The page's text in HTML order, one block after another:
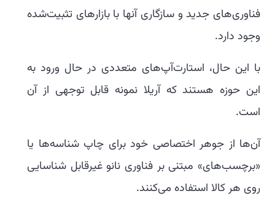
فناوری‌های جدید و سازگاری آنها با بازارهای تثبیت‌شده
وجود دارد.
با این حال، استارت‌آپ‌های متعددی در حال ورود به
این حوزه هستند که آریلا نمونه قابل توجهی از آن
است.
آن‌ها از جوهر اختصاصی خود برای چاپ شناسه‌ها یا
«برچسب‌های» مبتنی بر فناوری نانو غیرقابل شناسایی
روی هر کالا استفاده می‌کنند.